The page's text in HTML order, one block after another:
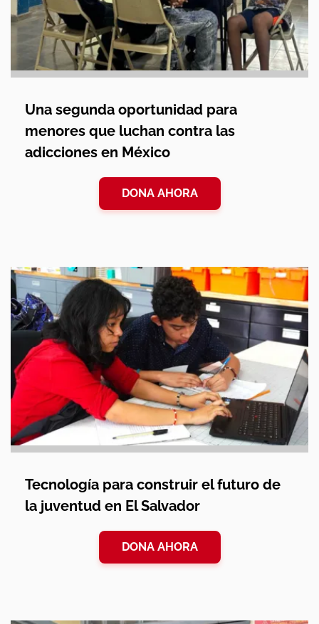
Una segunda oportunidad para
menores que luchan contra las
adicciones en México
DONA AHORA
Tecnología para construir el futuro de
la juventud en El Salvador
DONA AHORA